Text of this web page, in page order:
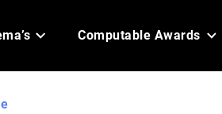
Computable Awards